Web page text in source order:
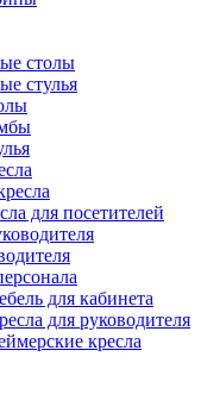
столы
стулья
для посетителей
для кабинета
для руководителя
кресла